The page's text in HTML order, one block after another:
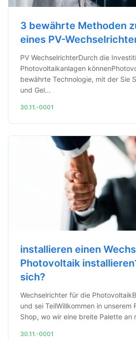
3 bewährte Methoden
eines PV-
PV WechselrichterDurch die
Photovoltaikanlagen
bewährte Technologie, mit der Sie
und Gel...
30.11.-0001
installieren einen
Photovoltaik
sich?
Wechselrichter für die
und sei TeilWillkommen in unserem
Shop, wo wir eine breite Palette an
30.11.-0001